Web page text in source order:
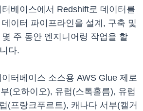
베이스에서 Redshift로 데이터를
이터 파이프라인을 설계, 구축 및
주 동안 엔지니어링 작업을 할
다.
터베이스 소스용 AWS Glue 제로
(오하이오), 유럽(스톡홀름), 유럽
(프랑크푸르트), 캐나다 서부(캘거